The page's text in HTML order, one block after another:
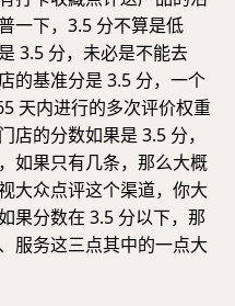
一下，3.5 分不算是低
3.5 分，未必是不能去
的基准分是 3.5 分，一个
天内进行的多次评价权重
店的分数如果是 3.5 分，
如果只有几条，那么大概
大众点评这个渠道，你大
果分数在 3.5 分以下，那
服务这三点其中的一点大